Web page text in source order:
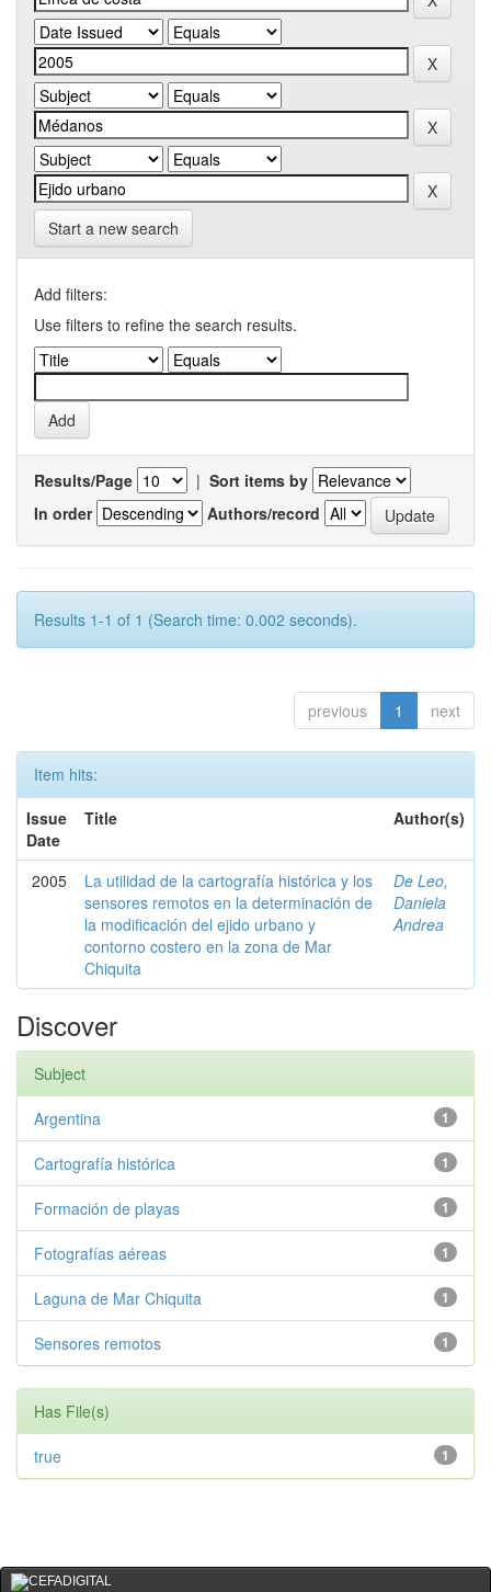
Start a new search
Add filters:
Use filters to refine the search results.
Results/Page | Sort items by
In order
Authors/record
Results 1-1 of 1 (Search time: 0.002 seconds).
previous 1 next
Item hits:
Issue
Date
Title Author(s)
2005
La utilidad de la cartografía histórica y los
sensores remotos en la determinación de
la modificación del ejido urbano y
contorno costero en la zona de Mar
Chiquita
De Leo,
Daniela
Andrea
Discover
Subject
1
Argentina
1
Cartografía histórica
1
Formación de playas
1
Fotografías aéreas
1
Laguna de Mar Chiquita
1
Sensores remotos
Has File(s)
1
true